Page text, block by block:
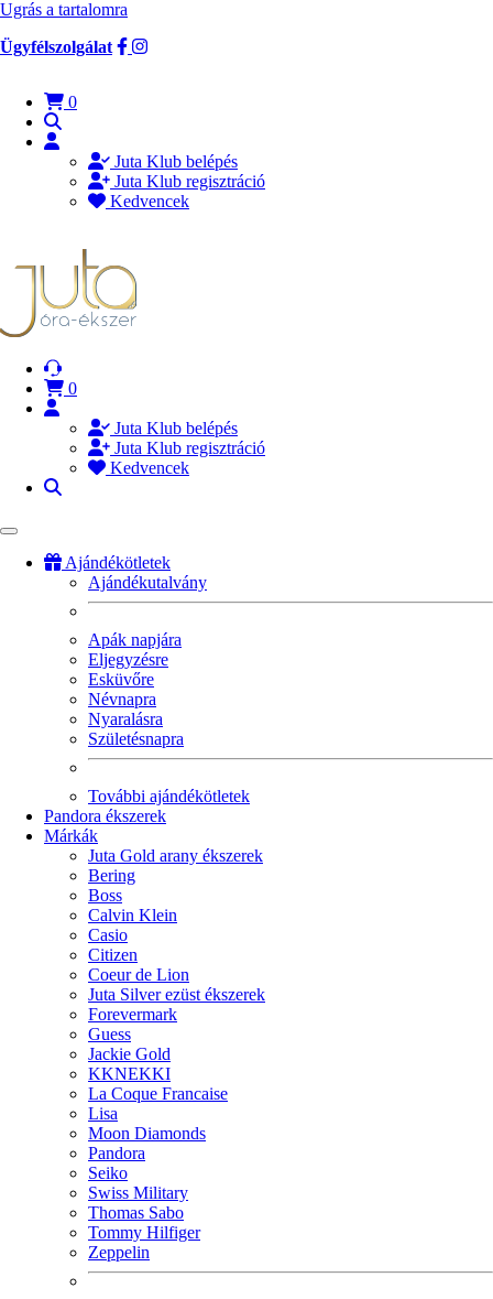
Ugrás a tartalomra
Ügyfélszolgálat
0
Juta Klub belépés
Juta Klub regisztráció
Kedvencek
0
Juta Klub belépés
Juta Klub regisztráció
Kedvencek
Ajándékötletek
Ajándékutalvány
Apák napjára
Eljegyzésre
Esküvőre
Névnapra
Nyaralásra
Születésnapra
További ajándékötletek
Pandora ékszerek
Márkák
Juta Gold arany ékszerek
Bering
Boss
Calvin Klein
Casio
Citizen
Coeur de Lion
Juta Silver ezüst ékszerek
Forevermark
Guess
Jackie Gold
KKNEKKI
La Coque Francaise
Lisa
Moon Diamonds
Pandora
Seiko
Swiss Military
Thomas Sabo
Tommy Hilfiger
Zeppelin